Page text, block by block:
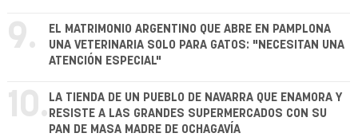
9.
EL MATRIMONIO ARGENTINO QUE ABRE EN PAMPLONA
UNA VETERINARIA SOLO PARA GATOS: "NECESITAN UNA
ATENCIÓN ESPECIAL"
10. LA TIENDA DE UN PUEBLO DE NAVARRA QUE ENAMORA Y
RESISTE A LAS GRANDES SUPERMERCADOS CON SU
PAN DE MASA MADRE DE OCHAGAVÍA